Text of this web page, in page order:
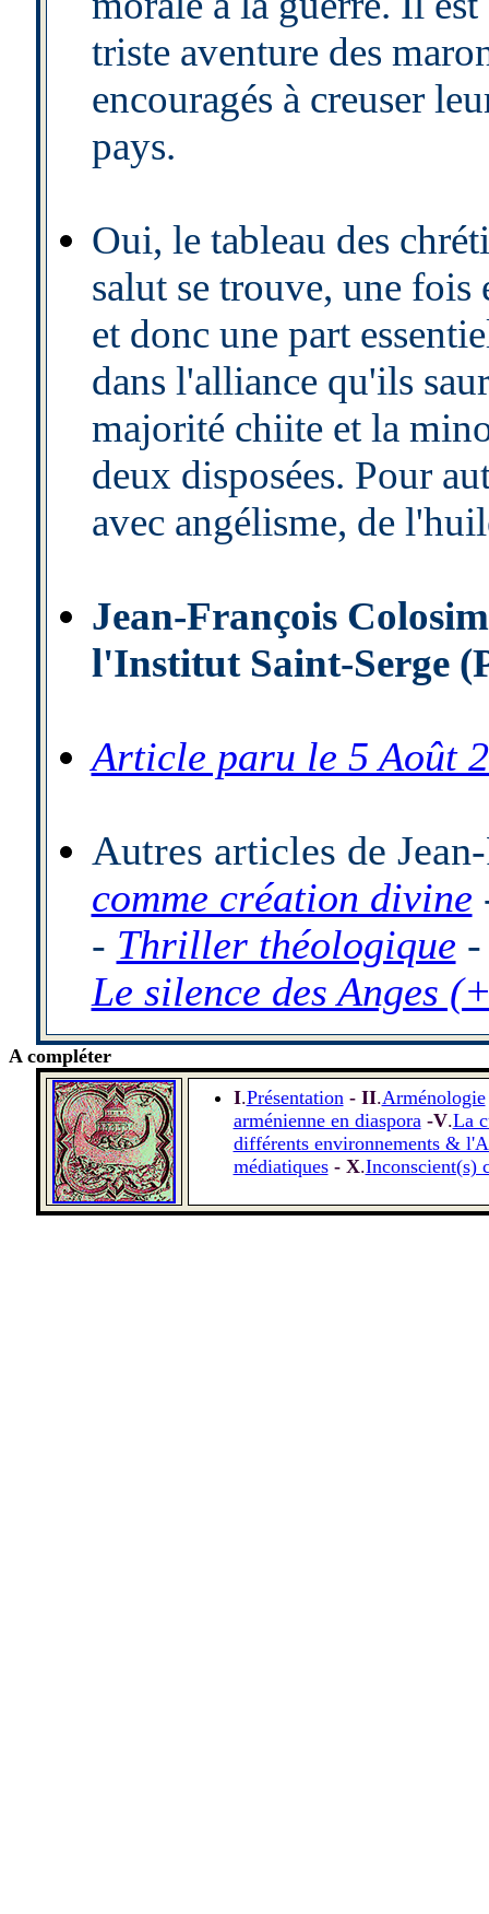
triste aventure des
encouragés à creuser
pays.
Oui, le tableau des
salut se trouve, une
et donc une part
dans l'alliance qu'ils
majorité chiite et la
deux disposées. Pour
avec angélisme, de
Jean-François
l'Institut Saint-Serge
Article paru le 5 Août
Autres articles de
comme création divine
- Thriller théologique
Le silence des Anges
A compléter
I.Présentation- II.Arménologie
arménienne en diaspora-V.La
différents environnements &
médiatiques- X.Inconscient(s)